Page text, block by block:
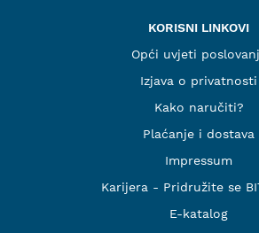
KORISNI LINKOVI
Opći uvjeti
Izjava o privatnosti
Kako naručiti?
Plaćanje i dostava
Impressum
Karijera - Pridružite se
E-katalog